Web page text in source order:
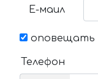
Е-маил
оповещать
Телефон